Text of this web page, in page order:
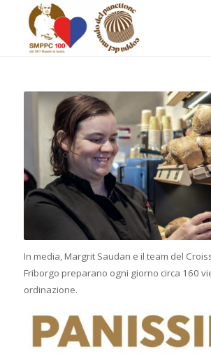
In media, Margrit Saudan e il team del
Friborgo preparano ogni giorno circa 160
ordinazione.